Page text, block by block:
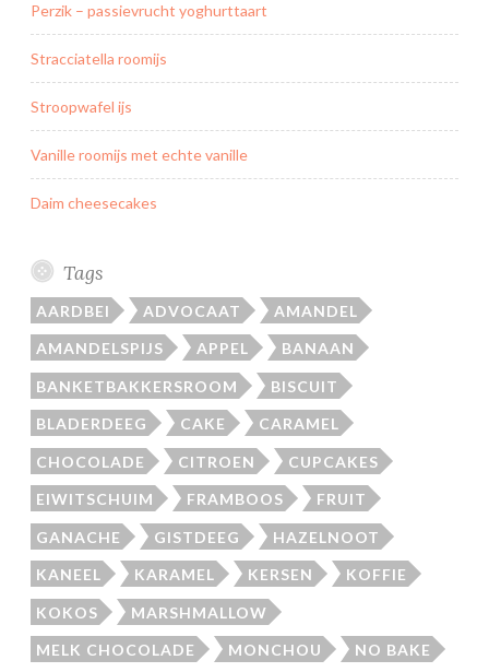
a
Perzik – passievrucht yoghurttaart
Stracciatella roomijs
Stroopwafel ijs
Vanille roomijs met echte vanille
Daim cheesecakes
Tags
AARDBEI ADVOCAAT AMANDEL
AMANDELSPIJS APPEL BANAAN
BANKETBAKKERSROOM BISCUIT
BLADERDEEG CAKE CARAMEL
CHOCOLADE CITROEN CUPCAKES
EIWITSCHUIM FRAMBOOS FRUIT
GANACHE GISTDEEG HAZELNOOT
KANEEL KARAMEL KERSEN KOFFIE
KOKOS MARSHMALLOW
MELK CHOCOLADE MONCHOU NO BAKE